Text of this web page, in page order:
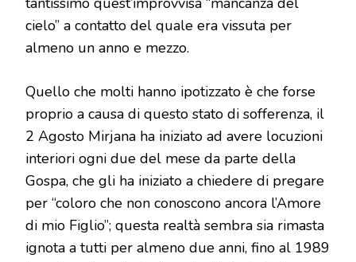
cielo” a contatto del quale era vissuta per
almeno un anno e mezzo.
Quello che molti hanno ipotizzato è che forse
proprio a causa di questo stato di sofferenza, il
2 Agosto Mirjana ha iniziato ad avere locuzioni
interiori ogni due del mese da parte della
Gospa, che gli ha iniziato a chiedere di pregare
per “coloro che non conoscono ancora l’Amore
di mio Figlio”; questa realtà sembra sia rimasta
ignota a tutti per almeno due anni, fino al 1989